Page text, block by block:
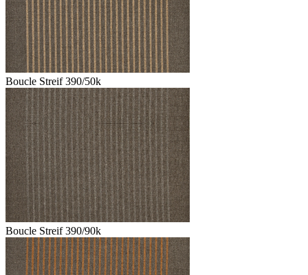
Boucle Streif 390/50k
Boucle Streif 390/90k